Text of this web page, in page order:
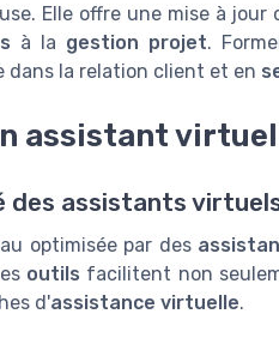
Elle offre une mise à
à la gestion projet.
dans la relation client et en
assistant
des assistants
optimisée par des
outils facilitent non
d'assistance virtuelle.